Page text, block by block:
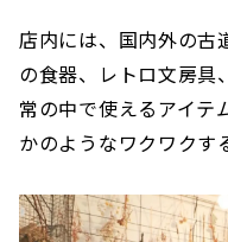
店内には、国内外の古
の食器、レトロ文房具
常の中で使えるアイテ
かのようなワクワクす